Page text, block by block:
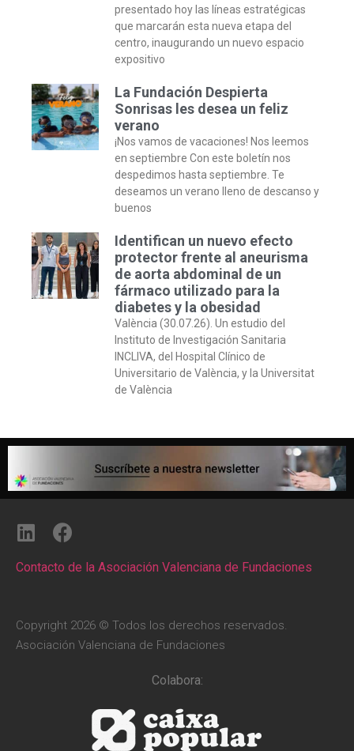
presentado hoy las líneas estratégicas
que marcarán esta nueva etapa del
centro, inaugurando un nuevo espacio
expositivo
La Fundación Despierta
Sonrisas les desea un feliz
verano
¡Nos vamos de vacaciones! Nos leemos
en septiembre Con este boletín nos
despedimos hasta septiembre. Te
deseamos un verano lleno de descanso y
buenos
Identifican un nuevo efecto
protector frente al aneurisma
de aorta abdominal de un
fármaco utilizado para la
diabetes y la obesidad
València (30.07.26). Un estudio del
Instituto de Investigación Sanitaria
INCLIVA, del Hospital Clínico de
Universitario de València, y la Universitat
de València
Contacto de la Asociación Valenciana de Fundaciones
Copyright 2026 © Todos los derechos reservados.
Asociación Valenciana de Fundaciones
Colabora: